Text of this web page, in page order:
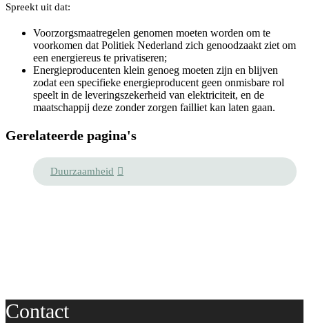
Spreekt uit dat:
Voorzorgsmaatregelen genomen moeten worden om te
voorkomen dat Politiek Nederland zich genoodzaakt ziet om
een energiereus te privatiseren;
Energieproducenten klein genoeg moeten zijn en blijven
zodat een specifieke energieproducent geen onmisbare rol
speelt in de leveringszekerheid van elektriciteit, en de
maatschappij deze zonder zorgen failliet kan laten gaan.
Gerelateerde pagina's
Duurzaamheid
Contact